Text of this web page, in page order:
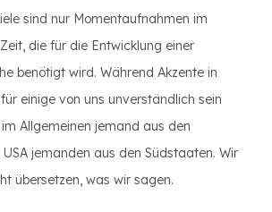
sind nur Momentaufnahmen im
die für die Entwicklung einer
benötigt wird. Während Akzente in
einige von uns unverständlich sein
Allgemeinen jemand aus den
jemanden aus den Südstaaten. Wir
übersetzen, was wir sagen.